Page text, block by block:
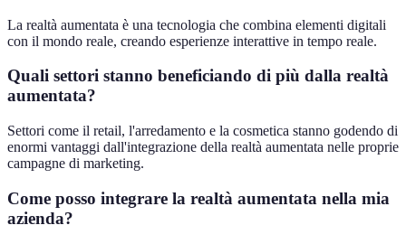
La realtà aumentata è una tecnologia che combina elementi digitali
con il mondo reale, creando esperienze interattive in tempo reale.
Quali settori stanno beneficiando di più dalla realtà
aumentata?
Settori come il retail, l'arredamento e la cosmetica stanno godendo di
enormi vantaggi dall'integrazione della realtà aumentata nelle proprie
campagne di marketing.
Come posso integrare la realtà aumentata nella mia
azienda?